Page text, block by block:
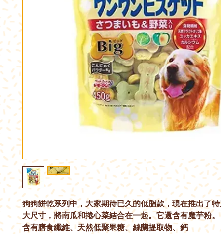
狗狗餅乾系列中，大家期待已久的低脂款，現在推出了
大尺寸，將南瓜和捲心菜結合在一起。它還含有魔芋粉。
含有膳食纖維、天然低聚果糖、絲蘭提取物、鈣